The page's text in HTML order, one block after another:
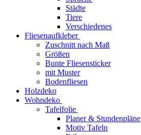
Städte
Tiere
Verschiedenes
Fliesenaufkleber
Zuschnitt nach Maß
Größen
Bunte Fliesensticker
mit Muster
Bodenfliesen
Holzdeko
Wohndeko
Tafelfolie
Planer & Stundenpläne
Motiv Tafeln